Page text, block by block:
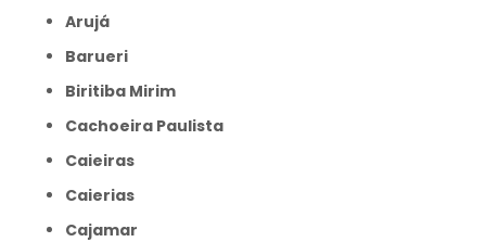
Arujá
Barueri
Biritiba Mirim
Cachoeira Paulista
Caieiras
Caierias
Cajamar